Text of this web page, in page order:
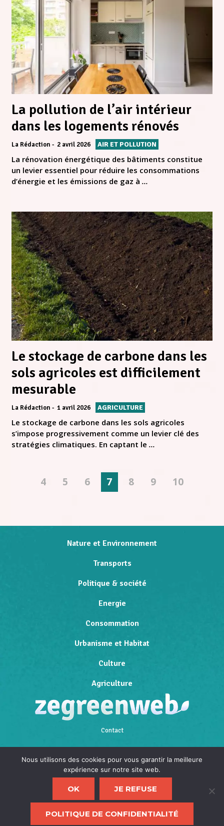
La pollution de l’air intérieur
dans les logements rénovés
La Rédaction 2 avril 2026 AIR ET POLLUTION
La rénovation énergétique des bâtiments constitue
un levier essentiel pour réduire les consommations
d’énergie et les émissions de gaz à ...
Le stockage de carbone dans les
sols agricoles est difficilement
mesurable
La Rédaction 1 avril 2026 AGRICULTURE
Le stockage de carbone dans les sols agricoles
s’impose progressivement comme un levier clé des
stratégies climatiques. En captant le ...
4 5 6 7 8 9 10
Nature et Environnement
Transports
Politique & société
Energie
Consommation
Urbanisme et Habitat
Culture
Agriculture
Contact
Mentions légales
Politique de confidentialité
Nous utilisons des cookies pour vous garantir la meilleure
expérience sur notre site web.
OK JE REFUSE
POLITIQUE DE CONFIDENTIALITÉ